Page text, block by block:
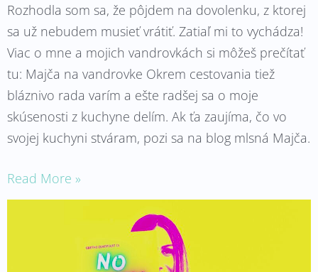
Rozhodla som sa, že pôjdem na dovolenku, z ktorej
sa už nebudem musieť vrátiť. Zatiaľ mi to vychádza!
Viac o mne a mojich vandrovkách si môžeš prečítať
tu: Majča na vandrovke Okrem cestovania tiež
bláznivo rada varím a ešte radšej sa o moje
skúsenosti z kuchyne delím. Ak ťa zaujíma, čo vo
svojej kuchyni stváram, pozi sa na blog mlsná Majča.
Read More »